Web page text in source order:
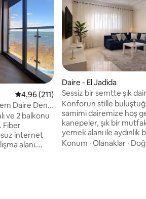
5 üzerinden ortalama 4,96 puan, 211
4,96 (211)
Daire Deniz
ve 2 balkonu
Fiber
internet
alanı.
Daire - El Jadida
Sessiz bir semtte şık
Konforun stille
samimi dairemize hoş
kanepeler, şık bir
yemek alanı ile aydınlık
odasının keyfini çıkarın.
Konum · Olanaklar ·